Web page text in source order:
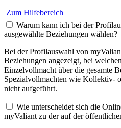
Zum Hilfebereich
Warum kann ich bei der
ausgewählte Beziehungen wählen?
Bei der Profilauswahl von
Beziehungen angezeigt, bei
Einzelvollmacht über die gesamte
Spezialvollmachten wie Kollektiv-
nicht aufgeführt.
Wie unterscheidet sich die
myValiant zu der auf der